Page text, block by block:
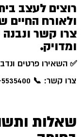
רוצים לעצב
ולאורח החיים
צרו קשר
ומדויק.
✅ השאירו פרטים
צרו קשר: 📞 052-5535400
שאלות